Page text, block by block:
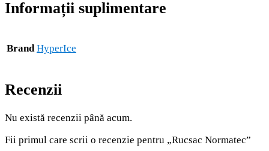
Informații suplimentare
Brand HyperIce
Recenzii
Nu există recenzii până acum.
Fii primul care scrii o recenzie pentru „Rucsac Normatec”